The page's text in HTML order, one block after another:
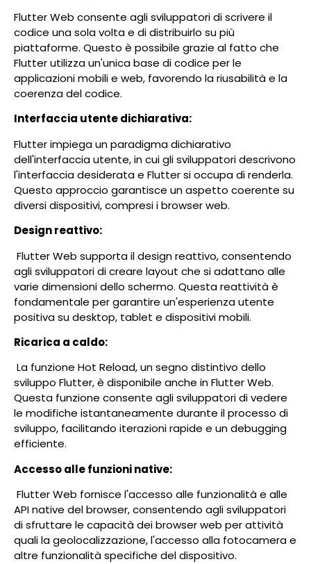
Flutter Web consente agli sviluppatori di scrivere il
codice una sola volta e di distribuirlo su più
piattaforme. Questo è possibile grazie al fatto che
Flutter utilizza un'unica base di codice per le
applicazioni mobili e web, favorendo la riusabilità e la
coerenza del codice.
Interfaccia utente dichiarativa:
Flutter impiega un paradigma dichiarativo
dell'interfaccia utente, in cui gli sviluppatori descrivono
l'interfaccia desiderata e Flutter si occupa di renderla.
Questo approccio garantisce un aspetto coerente su
diversi dispositivi, compresi i browser web.
Design reattivo:
Flutter Web supporta il design reattivo, consentendo
agli sviluppatori di creare layout che si adattano alle
varie dimensioni dello schermo. Questa reattività è
fondamentale per garantire un'esperienza utente
positiva su desktop, tablet e dispositivi mobili.
Ricarica a caldo:
La funzione Hot Reload, un segno distintivo dello
sviluppo Flutter, è disponibile anche in Flutter Web.
Questa funzione consente agli sviluppatori di vedere
le modifiche istantaneamente durante il processo di
sviluppo, facilitando iterazioni rapide e un debugging
efficiente.
Accesso alle funzioni native:
Flutter Web fornisce l'accesso alle funzionalità e alle
API native del browser, consentendo agli sviluppatori
di sfruttare le capacità dei browser web per attività
quali la geolocalizzazione, l'accesso alla fotocamera e
altre funzionalità specifiche del dispositivo.